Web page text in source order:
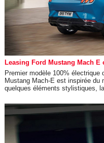
Leasing Ford Mustang Mach E
Premier modèle 100%
Mustang Mach-E est inspirée du
quelques éléments stylistiques,